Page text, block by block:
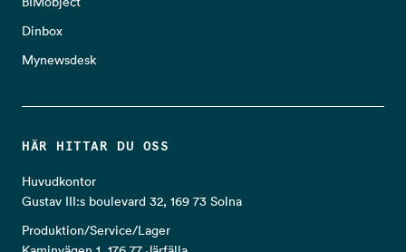
Dinbox
Mynewsdesk
HÄR HITTAR DU OSS
Huvudkontor
Gustav III:s boulevard 32, 169 73 Solna
Produktion/Service/Lager